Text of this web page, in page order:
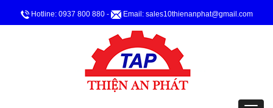
Hotline: 0937 800 880 - Email: sales10thienanphat@gmail.com